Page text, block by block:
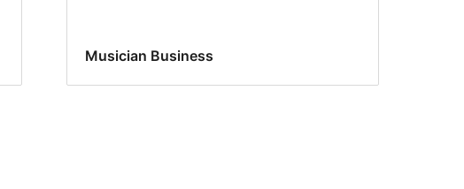
Musician Business